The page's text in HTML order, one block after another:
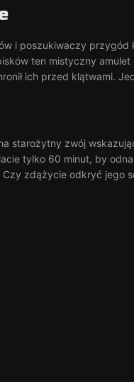
i poszukiwaczy przygód
ten mistyczny
ich przed klątwami.
na starożytny zwój
tylko 60 minut, by
zdążycie odkryć jego